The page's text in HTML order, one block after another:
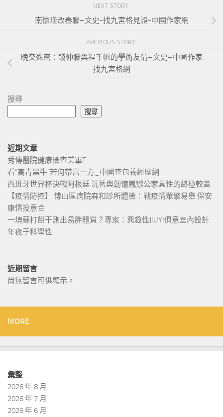
NEXT STORY
南懷瑾改春聯–文史-找九宮格見證-中國作家網
PREVIOUS STORY
晚交殊密：錢仲聯與程千帆的學術友情–文史–中國作家
找九宮格網
搜尋
搜尋
近期文章
秀傳醫院健康檢查美軍F
看“高青黑牛”若何帶富一方_中國查包養經歷網
西班牙世界杯決戰阿根廷 沉著與韌億嵐辦公家具性的終極較量
【疫情防控】 博山區病院森和診所體檢：戰疫情眾擎易舉 保安
康情投意合
一塊蘇打餅干測出易胖體質？專家：興趣性JIUYI俱意室內設計
年夜于科學性
近期留言
尚無留言可供顯示。
MORE
彙整
2026 年 8 月
2026 年 7 月
2026 年 6 月